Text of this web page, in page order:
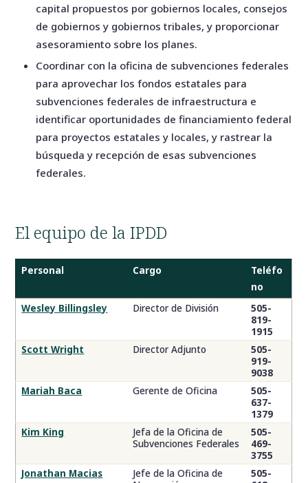
capital propuestos por gobiernos locales, consejos
de gobiernos y gobiernos tribales, y proporcionar
asesoramiento sobre los planes.
Coordinar con la oficina de subvenciones federales
para aprovechar los fondos estatales para
subvenciones federales de infraestructura e
identificar oportunidades de financiamiento federal
para proyectos estatales y locales, y rastrear la
búsqueda y recepción de esas subvenciones
federales.
El equipo de la IPDD
Directorio
de
IPDD
Personal Cargo
Teléfo
no
Wesley Billingsley
Director de División
505-
819-
1915
Scott Wright
Director Adjunto
505-
919-
9038
Mariah Baca
Gerente de Oficina
505-
637-
1379
Kim King
Jefa de la Oficina de
Subvenciones Federales
505-
469-
3755
Jonathan Macias
Jefe de la Oficina de
505-